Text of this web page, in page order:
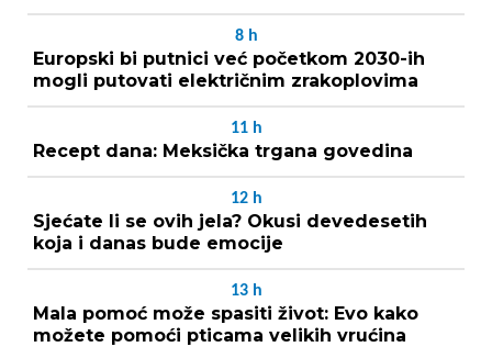
8 h
Europski bi putnici već početkom 2030-ih
mogli putovati električnim zrakoplovima
11 h
Recept dana: Meksička trgana govedina
12 h
Sjećate li se ovih jela? Okusi devedesetih
koja i danas bude emocije
13 h
Mala pomoć može spasiti život: Evo kako
možete pomoći pticama velikih vrućina